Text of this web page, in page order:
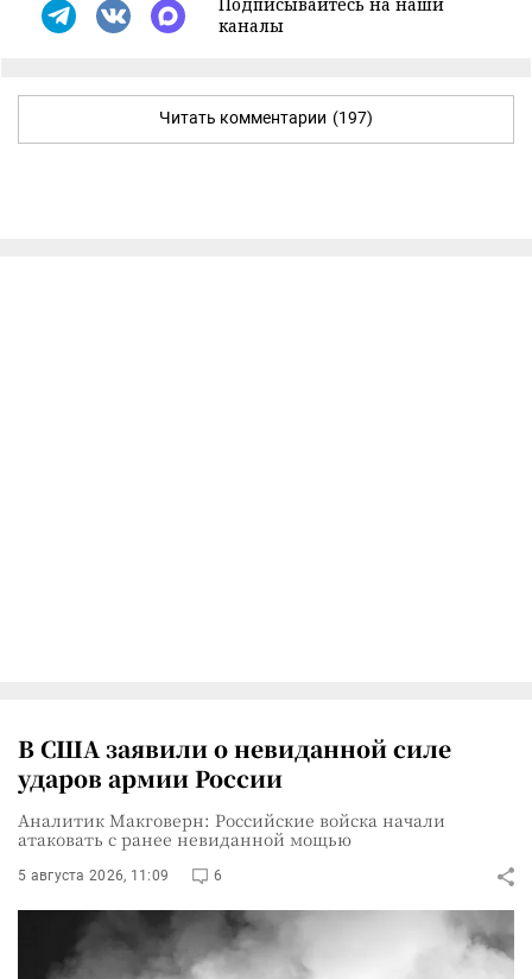
каналы
Читать комментарии (197)
В США заявили о невиданной силе
ударов армии России
Аналитик Макговерн: Российские войска начали
атаковать с ранее невиданной мощью
5 августа 2026, 11:09 6